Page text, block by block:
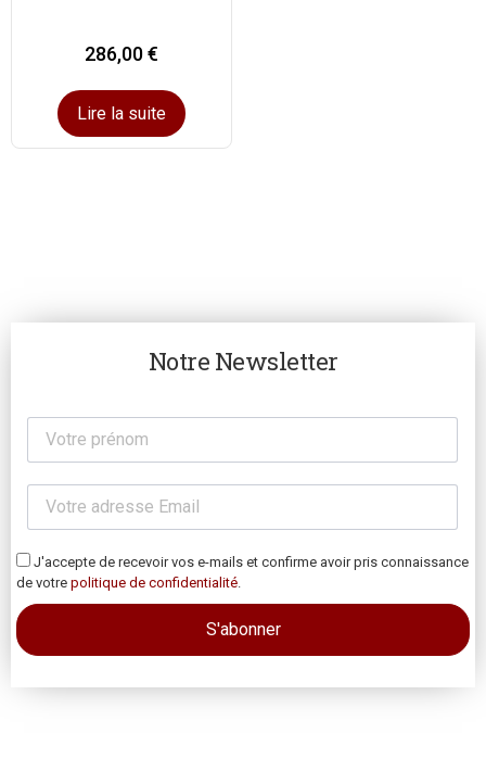
286,00€
Lire la suite
Notre Newsletter
J'accepte de recevoir vos e-mails et confirme avoir pris connaissance
de votre politique de confidentialité